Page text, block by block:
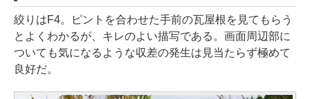
絞りはF4。ピントを合わせた手前の瓦屋根を見てもらう
とよくわかるが、キレのよい描写である。画面周辺部に
ついても気になるような収差の発生は見当たらず極めて
良好だ。